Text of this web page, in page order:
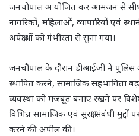
जनचौपाल आयोजित कर आमजन से सीधा
नागरिकों, महिलाओं, व्यापारियों एवं
अपेक्षाओं को गंभीरता से सुना गया।
जनचौपाल के दौरान डीआईजी ने
स्थापित करने, सामाजिक सहभागिता
व्यवस्था को मजबूत बनाए रखने पर
विभिन्न सामाजिक एवं सुरक्षा संबंधी
करने की अपील की।